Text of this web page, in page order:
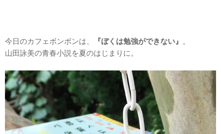
今日のカフェボンボンは、 『ぼくは勉強ができない』 。
山田詠美の青春小説を夏のはじまりに。